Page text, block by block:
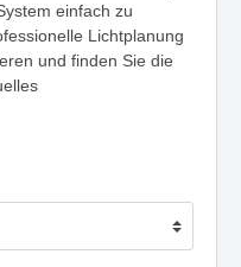
einfach zu
Lichtplanung
und finden Sie die